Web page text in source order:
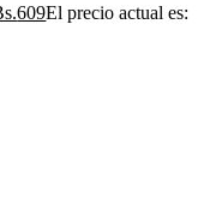
609El precio actual es: